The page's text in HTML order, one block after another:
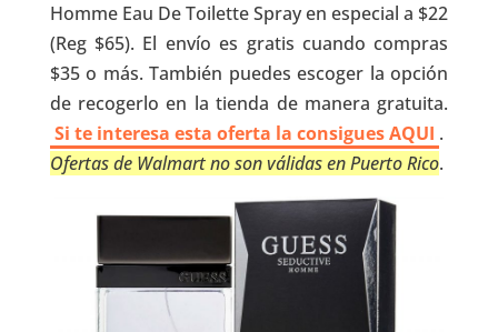
Homme Eau De Toilette Spray en especial a $22
(Reg $65). El envío es gratis cuando compras
$35 o más. También puedes escoger la opción
de recogerlo en la tienda de manera gratuita.
Si te interesa esta oferta la consigues AQUI .
Ofertas de Walmart no son válidas en Puerto Rico.